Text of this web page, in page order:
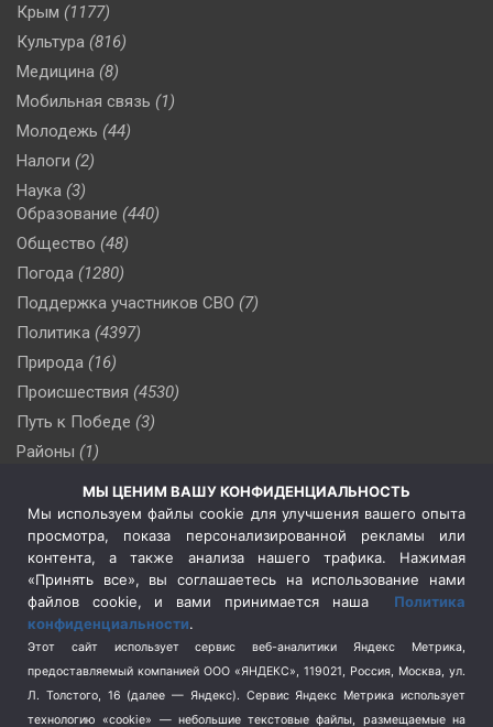
Крым (1177)
Культура (816)
Медицина (8)
Мобильная связь (1)
Молодежь (44)
Налоги (2)
Наука (3)
Образование (440)
Общество (48)
Погода (1280)
Поддержка участников СВО (7)
Политика (4397)
Природа (16)
Происшествия (4530)
Путь к Победе (3)
Районы (1)
(510)
Сельское хозяйство (3)
Социальная политика
(3)
Спецоперация в Украине
Спецоперация на Украине
(404)
Спорт (740)
Терроризм (1)
Транспорт (262)
МЫ ЦЕНИМ ВАШУ КОНФИДЕНЦИАЛЬНОСТЬ
Мы используем файлы cookie для улучшения вашего опыта
просмотра, показа персонализированной рекламы или
контента, а также анализа нашего трафика. Нажимая
«Принять все», вы соглашаетесь на использование нами
файлов cookie, и вами принимается наша Политика
конфиденциальности.
Этот сайт использует сервис веб-аналитики Яндекс Метрика,
предоставляемый компанией ООО «ЯНДЕКС», 119021, Россия, Москва, ул.
Л. Толстого, 16 (далее — Яндекс). Сервис Яндекс Метрика использует
технологию «cookie» — небольшие текстовые файлы, размещаемые на